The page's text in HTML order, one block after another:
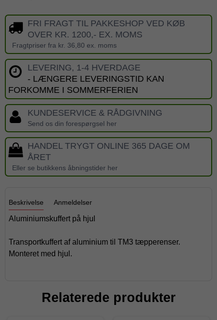
FRI FRAGT TIL PAKKESHOP VED KØB
OVER KR. 1200,- EX. MOMS
Fragtpriser fra kr. 36,80 ex. moms
LEVERING, 1-4 HVERDAGE
- LÆNGERE LEVERINGSTID KAN
FORKOMME I SOMMERFERIEN
KUNDESERVICE & RÅDGIVNING
Send os din forespørgsel her
HANDEL TRYGT ONLINE 365 DAGE OM
ÅRET
Eller se butikkens åbningstider her
Beskrivelse Anmeldelser
Aluminiumskuffert på hjul
Transportkuffert af aluminium til TM3 tæpperenser.
Monteret med hjul.
Relaterede produkter